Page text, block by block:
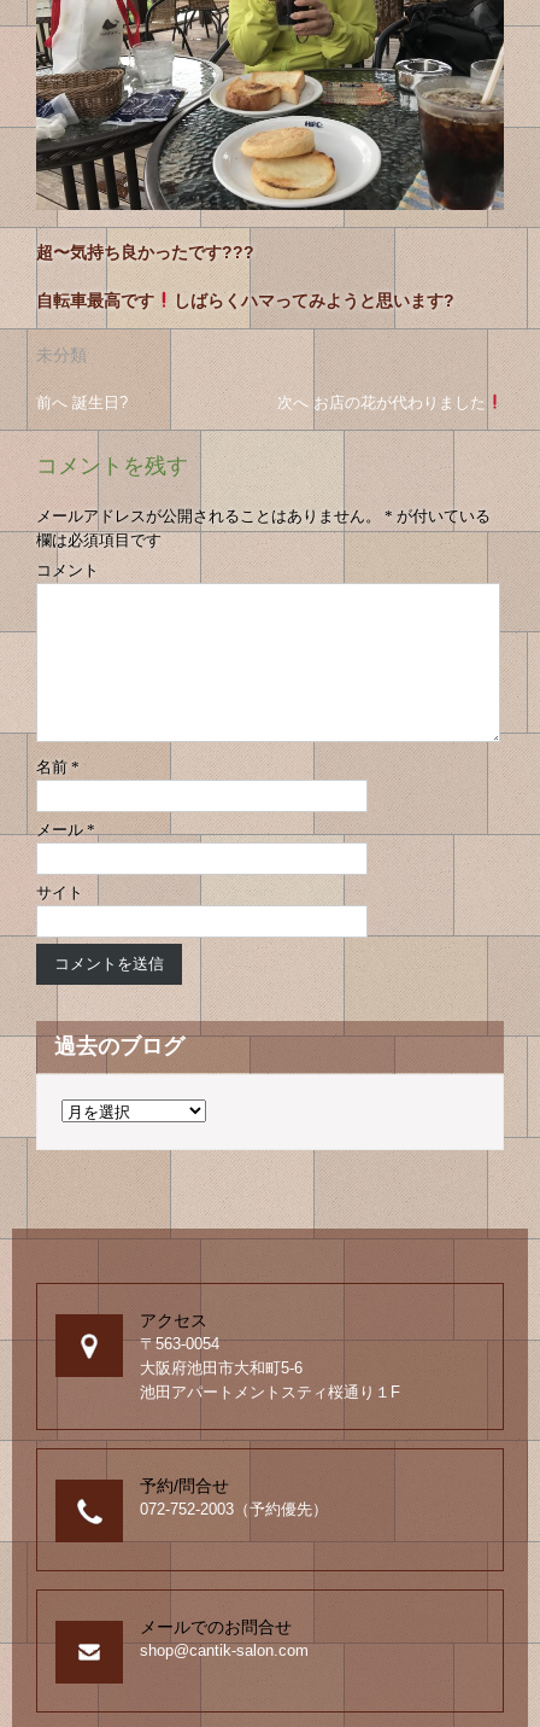
超〜気持ち良かったです???
自転車最高です しばらくハマってみようと思います?
未分類
投
稿
の
ナ
ビ
ゲ
ン
投
稿
ナ
ビ
ゲ
ー
シ
ョ
前へ 前
の
投
稿
へ
誕生日? 次へ 次
の
投
稿
へ
お店の花が代わりました
コメントを残す
メールアドレスが公開されることはありません。 * が付いている
欄は必須項目です
コメント
名前 *
メール*
サイト
過去のブログ
過
グ
アクセス
〒563-0054
大阪府池田市大和町5-6
池田アパートメントスティ桜通り１F
予約/問合せ
072-752-2003（予約優先）
メールでのお問合せ
shop@cantik-salon.com